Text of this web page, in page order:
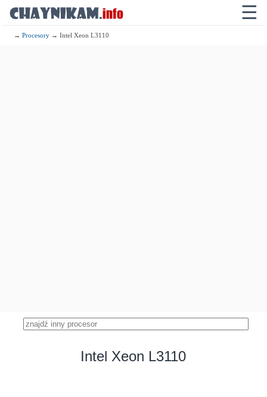
☰
→Procesory → Intel Xeon L3110
Intel Xeon L3110